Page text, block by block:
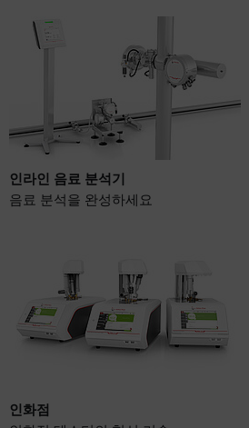
인라인 음료 분석기
음료 분석을 완성하세요
인화점